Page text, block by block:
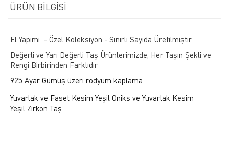
ÜRÜN BILGISI
El Yapımı - Özel Koleksiyon - Sınırlı Sayıda Üretilmiştir
Değerli ve Yarı Değerli Taş Ürünlerimizde, Her Taşın Şekli ve
Rengi Birbirinden Farklıdır
925 Ayar Gümüş üzeri rodyum kaplama
Yuvarlak ve Faset Kesim Yeşil Oniks ve Yuvarlak Kesim
Yeşil Zirkon Taş